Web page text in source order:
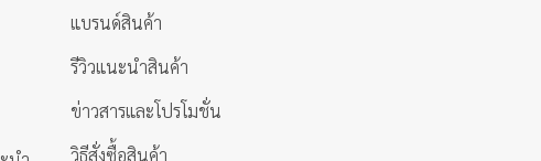
แบรนด์สินค้า
รีวิวแนะนำสินค้า
ข่าวสารและโปรโมชั่น
วิธีสั่งซื้อสินค้า